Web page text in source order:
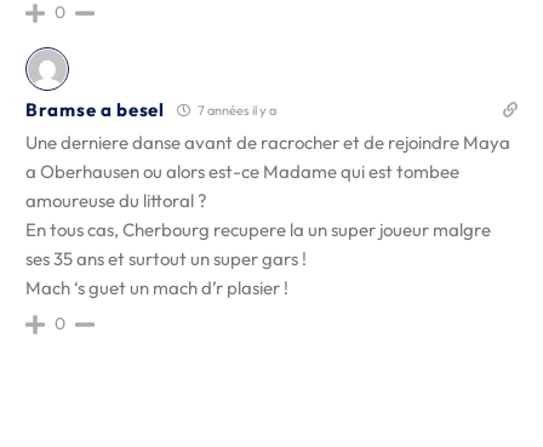
0
Bramse a besel 7 années il y a
Une derniere danse avant de racrocher et de rejoindre Maya
a Oberhausen ou alors est-ce Madame qui est tombee
amoureuse du littoral ?
En tous cas, Cherbourg recupere la un super joueur malgre
ses 35 ans et surtout un super gars !
Mach ‘s guet un mach d’r plasier !
0